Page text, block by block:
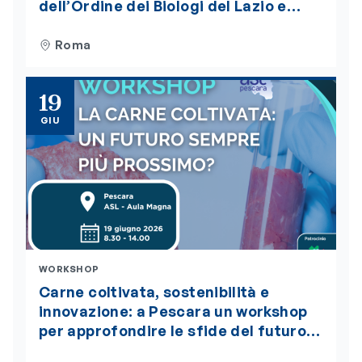
dell’Ordine dei Biologi del Lazio e
Roma
19
GIU
WORKSHOP
Carne coltivata, sostenibilità e
innovazione: a Pescara un workshop
per approfondire le sfide del futuro